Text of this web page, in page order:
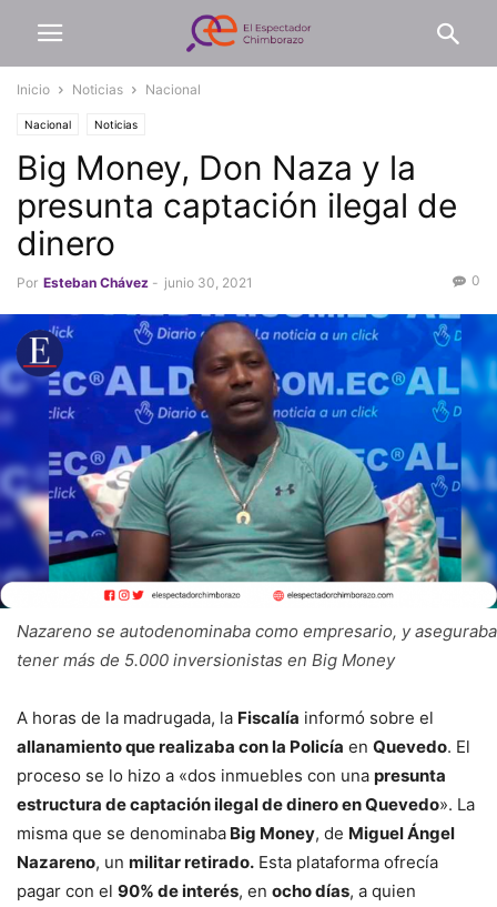
Inicio Noticias Nacional
Nacional Noticias
Big Money, Don Naza y la
presunta captación ilegal de
dinero
Por Esteban Chávez - junio 30, 2021 0
Nazareno se autodenominaba como empresario, y aseguraba
tener más de 5.000 inversionistas en Big Money
A horas de la madrugada, la Fiscalía informó sobre el
allanamiento que realizaba con la Policía en Quevedo. El
proceso se lo hizo a «dos inmuebles con una presunta
estructura de captación ilegal de dinero en Quevedo». La
misma que se denominaba Big Money, de Miguel Ángel
Nazareno, un militar retirado. Esta plataforma ofrecía
pagar con el 90% de interés, en ocho días, a quien